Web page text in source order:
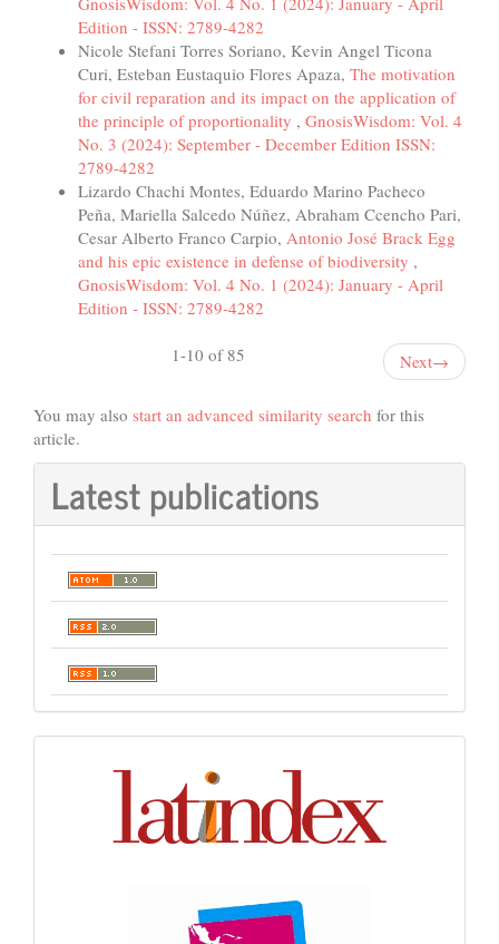
Edition - ISSN: 2789-4282
Nicole Stefani Torres Soriano, Kevin Angel Ticona
Curi, Esteban Eustaquio Flores Apaza, The motivation
for civil reparation and its impact on the application of
the principle of proportionality , GnosisWisdom: Vol. 4
No. 3 (2024): September - December Edition ISSN:
2789-4282
Lizardo Chachi Montes, Eduardo Marino Pacheco
Peña, Mariella Salcedo Núñez, Abraham Ccencho Pari,
Cesar Alberto Franco Carpio, Antonio José Brack Egg
and his epic existence in defense of biodiversity ,
GnosisWisdom: Vol. 4 No. 1 (2024): January - April
Edition - ISSN: 2789-4282
1-10 of 85 Next→
You may also start an advanced similarity search for this
article.
Latest publications
Indexación